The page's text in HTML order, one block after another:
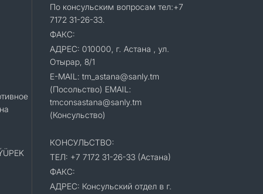
По консульским вопросам тел:+7
7172 31-26-33.
ФАКС:
АДРЕС: 010000, г. Астана , ул.
Отырар, 8/1
E-MAIL: tm_astana@sanly.tm
(Посольство) EMAIL:
tmconsastana@sanly.tm
(Консульство)
КОНСУЛЬСТВО:
ТЕЛ: +7 7172 31-26-33 (Астана)
ФАКС:
АДРЕС: Консульский отдел в г.